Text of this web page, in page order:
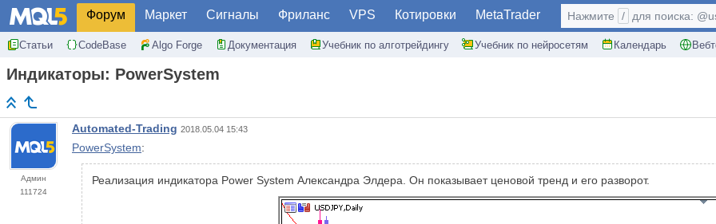
Форум Маркет Сигналы Фриланс VPS Котировки MetaTrader
Статьи CodeBase Algo Forge Документация Учебник по алготрейдингу Учебник по нейросетям Календарь
Нажмите / для поиска:
Индикаторы: PowerSystem
Админ
111724
Automated-Trading 2018.05.04 15:43
PowerSystem:
Реализация индикатора Power System Александра Элдера. Он показывает ценовой тренд и его разворот.